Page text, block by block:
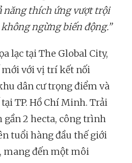
năng thích ứng vượt trội
ngừng biến động.”
lạc tại The Global City,
với vị trí kết nối
dân cư trọng điểm và
TP. Hồ Chí Minh. Trải
2 hecta, công trình
tuổi hàng đầu thế giới
mang đến một môi